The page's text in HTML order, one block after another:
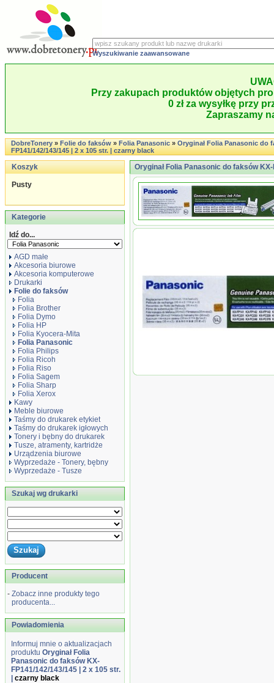
Wyszukiwanie zaawansowane
Przy zakupach produktów objętych
0 zł za wysyłkę przy
Zapraszamy
DobreTonery»Folie do faksów»Folia Panasonic»Oryginał Folia Panasonic do
FP141/142/143/145 | 2 x 105 str. | czarny black
Koszyk
Pusty
Kategorie
Idź do...
AGD małe
Akcesoria biurowe
Akcesoria komputerowe
Drukarki
Folie do faksów
Folia
Folia Brother
Folia Dymo
Folia HP
Folia Kyocera-Mita
Folia Panasonic
Folia Philips
Folia Ricoh
Folia Riso
Folia Sagem
Folia Sharp
Folia Xerox
Kawy
Meble biurowe
Taśmy do drukarek etykiet
Taśmy do drukarek igłowych
Tonery i bębny do drukarek
Tusze, atramenty, kartridże
Urządzenia biurowe
Wyprzedaże - Tonery, bębny
Wyprzedaże - Tusze
Szukaj wg drukarki
Producent
- Zobacz inne produkty tego
producenta...
Powiadomienia
Informuj mnie o aktualizacjach
produktu Oryginał Folia
Panasonic do faksów KX-
FP141/142/143/145 | 2 x 105 str.
czarny black
Oryginał Folia Panasonic do faksów